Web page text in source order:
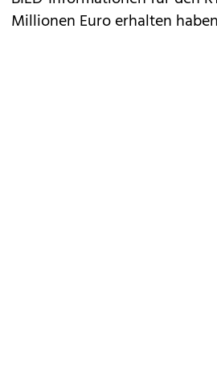
Millionen Euro erhalten